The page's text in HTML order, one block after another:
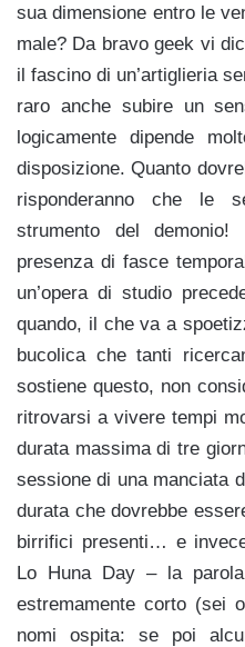
sua dimensione entro le
male? Da bravo geek vi
il fascino di un’artiglieria
raro anche subire un
logicamente dipende
disposizione. Quanto
risponderanno che le
strumento del
presenza di fasce
un’opera di studio
quando, il che va a
bucolica che tanti
sostiene questo, non
ritrovarsi a vivere tempi
durata massima di tre
sessione di una manciata
durata che dovrebbe
birrifici presenti… e
Lo Huna Day – la
estremamente corto (sei
nomi ospita: se poi